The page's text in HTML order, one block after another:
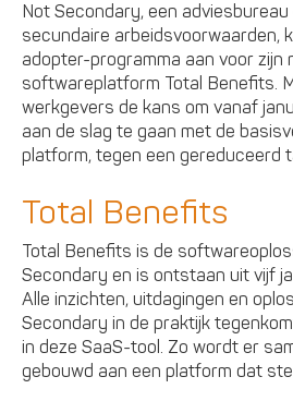
Not Secondary, een
secundaire arbeidsvoorwaarden,
adopter-programma aan voor zijn
softwareplatform Total Benefits.
werkgevers de kans om vanaf
aan de slag te gaan met de
platform, tegen een gereduceerd
Total Benefits
Total Benefits is de
Secondary en is ontstaan uit vijf
Alle inzichten, uitdagingen en
Secondary in de praktijk
in deze SaaS-tool. Zo wordt er
gebouwd aan een platform dat